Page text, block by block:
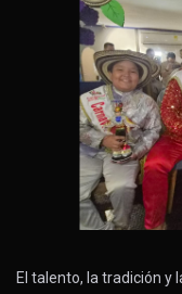
El talento, la tradición y